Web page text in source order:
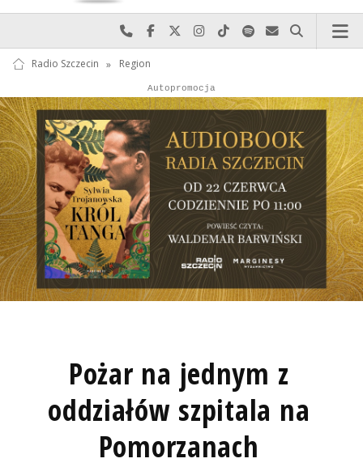
Najlepiej po prostu do nas zadzwoń
Odwiedź nas na Facebook-u
Odwiedź nas na X
Odwiedź nas na Instagram-ie
Odwiedź nas na TikTok-u
Szukaj nas na Spotify
Wyślij do nas
Szukaj
Radio Szczecin » Region
Reklama
Autopromocja
Autopromocja
Pożar na jednym z
oddziałów szpitala na
Pomorzanach